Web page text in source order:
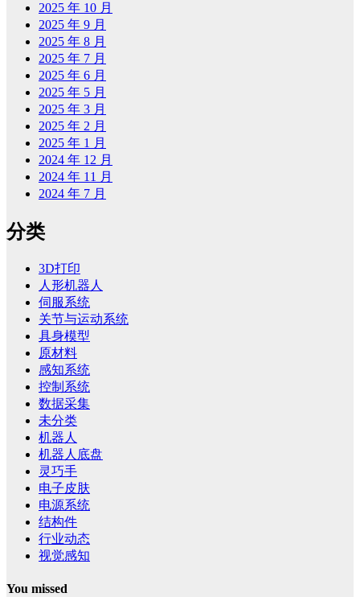
2025 年 10 月
2025 年 9 月
2025 年 8 月
2025 年 7 月
2025 年 6 月
2025 年 5 月
2025 年 3 月
2025 年 2 月
2025 年 1 月
2024 年 12 月
2024 年 11 月
2024 年 7 月
分类
3D打印
人形机器人
伺服系统
关节与运动系统
具身模型
原材料
感知系统
控制系统
数据采集
未分类
机器人
机器人底盘
灵巧手
电子皮肤
电源系统
结构件
行业动态
视觉感知
You missed